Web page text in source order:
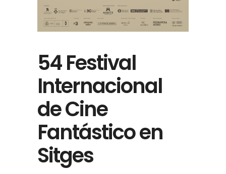
54 Festival
Internacional
de Cine
Fantástico en
Sitges